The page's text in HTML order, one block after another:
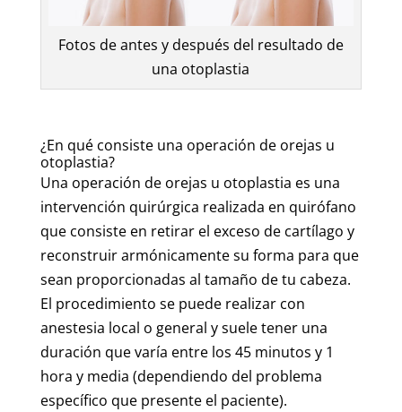
Fotos de antes y después del resultado de
una otoplastia
¿En qué consiste una operación de orejas u
otoplastia?
Una operación de orejas u otoplastia es una
intervención quirúrgica realizada en quirófano
que consiste en retirar el exceso de cartílago y
reconstruir armónicamente su forma para que
sean proporcionadas al tamaño de tu cabeza.
El procedimiento se puede realizar con
anestesia local o general y suele tener una
duración que varía entre los 45 minutos y 1
hora y media (dependiendo del problema
específico que presente el paciente).